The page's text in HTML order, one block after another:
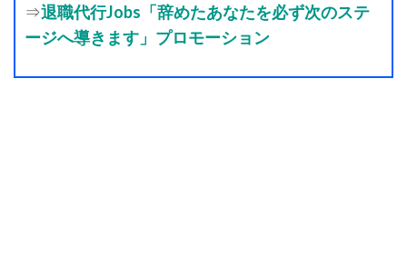
⇒退職代行Jobs「辞めたあなたを必ず次のステ
ージへ導きます」プロモーション